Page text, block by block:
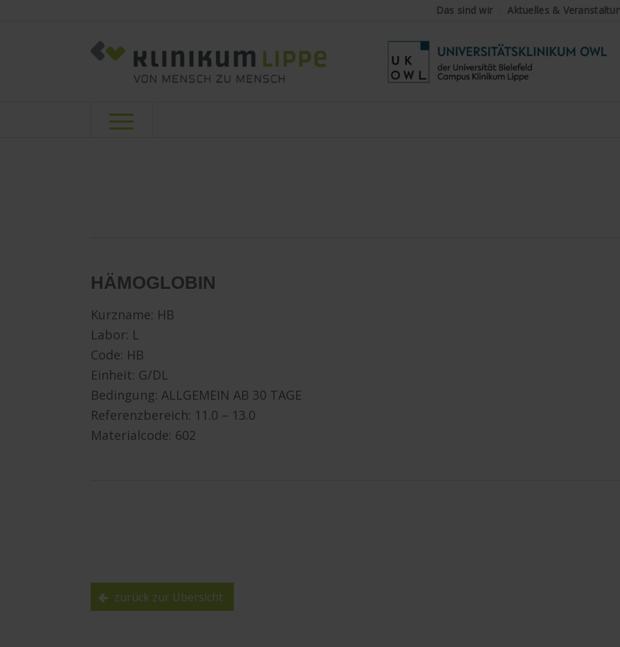
Das sind wir Aktuelles &
HÄMOGLOBIN
Kurzname: HB
Labor: L
Code: HB
Einheit: G/DL
Bedingung: ALLGEMEIN AB 30 TAGE
Referenzbereich: 11.0 – 13.0
Materialcode: 602
zurück zur Übersicht